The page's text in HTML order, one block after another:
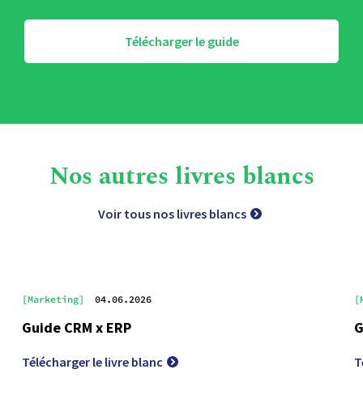
Télécharger le guide
Nos autres livres blancs
Voir tous nos livres blancs
[Marketing] 04.06.2026
Guide CRM x ERP
Télécharger le livre blanc